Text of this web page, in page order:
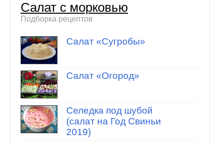
Салат с морковью
Подборка рецептов
Салат «Сугробы»
Салат «Огород»
Селедка под шубой
(салат на Год Свиньи
2019)